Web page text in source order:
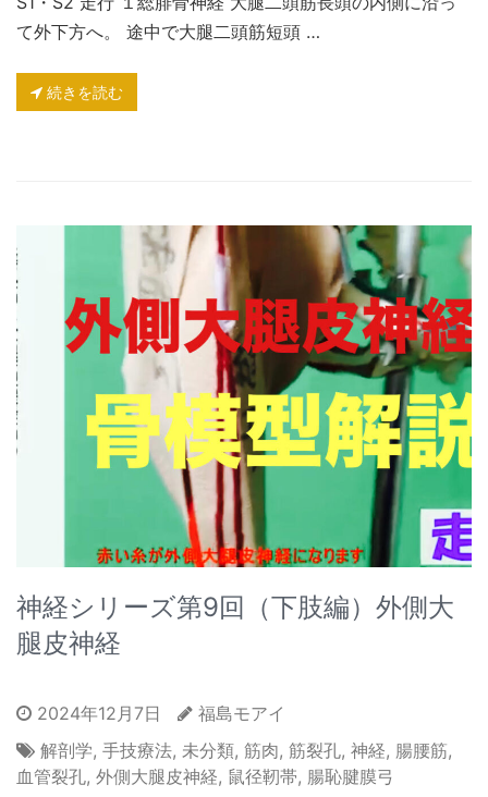
て外下方へ。 途中で大腿二頭筋短頭 …
続きを読む
神経シリーズ第9回（下肢編）外側大
腿皮神経
2024年12月7日
福島モアイ
解剖学, 手技療法, 未分類, 筋肉, 筋裂孔, 神経, 腸腰筋,
血管裂孔, 外側大腿皮神経, 鼠径靭帯, 腸恥腱膜弓